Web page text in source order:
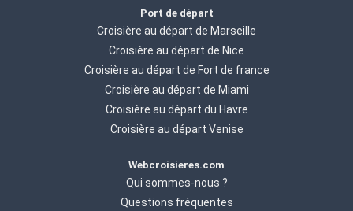
Port de départ
Croisière au départ de Marseille
Croisière au départ de Nice
Croisière au départ de Fort de france
Croisière au départ de Miami
Croisière au départ du Havre
Croisière au départ Venise
Webcroisieres.com
Qui sommes-nous ?
Questions fréquentes